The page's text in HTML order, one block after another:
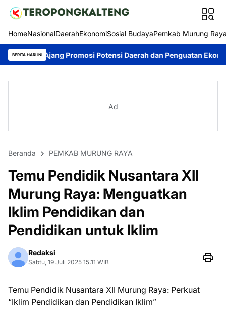
HomeNasionalDaerahEkonomiSosial BudayaPemkab Murung
BERITA HARI INI
Potensi Daerah dan Penguatan Ekonomi Lokal
Ad
Beranda PEMKAB MURUNG RAYA
Temu Pendidik Nusantara XII
Murung Raya: Menguatkan
Iklim Pendidikan dan
Pendidikan untuk Iklim
Redaksi
Sabtu, 19 Juli 2025 15:11 WIB
Temu Pendidik Nusantara XII Murung Raya: Perkuat
“Iklim Pendidikan dan Pendidikan Iklim”